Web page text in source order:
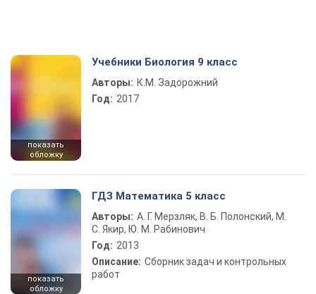
показать
обложку
Учебники Биология 9 класс
Авторы: К.М. Задорожний
Год: 2017
показать
обложку
ГДЗ Математика 5 класс
Авторы: А. Г. Мерзляк, В. Б. Полонский, М.
С. Якир, Ю. М. Рабинович
Год: 2013
Описание: Сборник задач и контрольных
работ